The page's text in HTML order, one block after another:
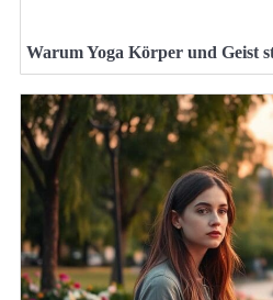
Warum Yoga Körper und Geist